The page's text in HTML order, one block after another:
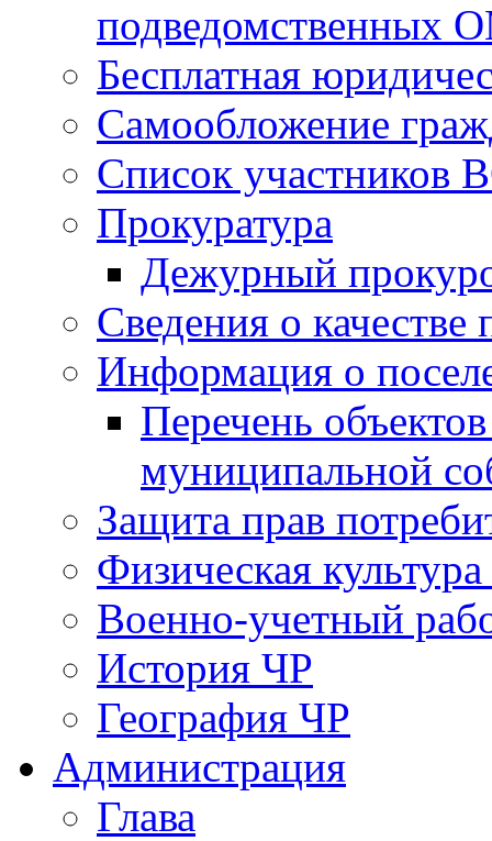
подведомственных
Бесплатная
Самообложение
Список участников
Прокуратура
Дежурный
Сведения о качестве
Информация о
Перечень
муниципальной
Защита прав
Физическая
Военно-учетный
История ЧР
География ЧР
Администрация
Глава